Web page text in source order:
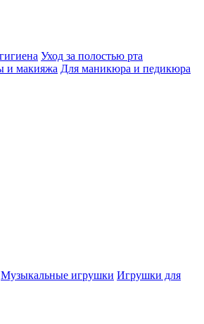
Уход за полостью рта
и макияжа Для маникюра и педикюра
Музыкальные игрушки Игрушки для